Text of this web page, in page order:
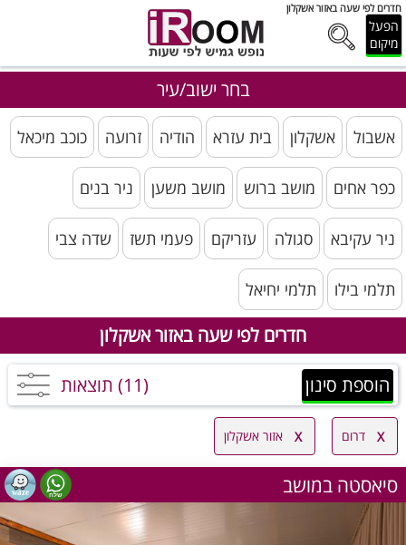
חדרים לפי שעה באזור אשקלון
הפעל
מיקום
בחר ישוב/עיר
אשבול אשקלון בית עזרא הודיה זרועה כוכב מיכאל
כפר אחים מושב ברוש מושב משען ניר בנים
ניר עקיבא סגולה עזריקם פעמי תשז שדה צבי
תלמי בילו תלמי יחיאל
חדרים לפי שעה באזור אשקלון
הוספת סינון (11) תוצאות
דרום אזור אשקלון
סיאסטה במושב